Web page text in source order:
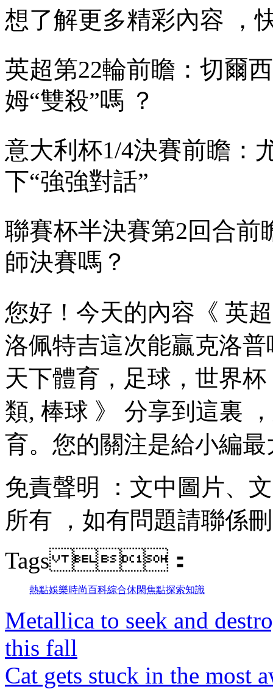
想了解更多精彩內容
英超第22輪前瞻：切爾
姆“雙殺”嗎 ？
意大利杯1/4決賽前瞻
下“強強對話”
聯賽杯半決賽第2回合前
師決賽嗎？
您好！今天的內容《 英
洛佩特吉這次能贏克洛普嗎
天下體育，足球 ，世界杯
類, 棒球 》 分享到這裏
育。您的關注是給小編最
免責聲明 ：文中圖片
所有 ，如有問題請聯係刪除
Tags ：
熱點娛樂時尚百科綜合休閑焦點探索知識
Metallica to seek and
this fall
Cat gets stuck in the most